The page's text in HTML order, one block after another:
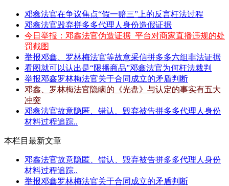
邓鑫法官在争议焦点“假一赔三”上的反言枉法过程
邓鑫法官毁弃拼多多代理人身份造假证据
今日举报：邓鑫法官伪造证据_平台对商家直播违规的处
罚截图
举报邓鑫、罗林梅法官等故意采信拼多多六组非法证据
看图就可以认出是“限播商品”邓鑫法官为何枉法裁判
举报邓鑫罗林梅法官关于合同成立的矛盾判断
邓鑫、罗林梅法官隐瞒的《光盘》与认定的事实有五大
冲突
邓鑫法官故意隐匿、错认、毁弃被告拼多多代理人身份
材料过程追踪..
本栏目最新文章
邓鑫法官故意隐匿、错认、毁弃被告拼多多代理人身份
材料过程追踪..
举报邓鑫罗林梅法官关于合同成立的矛盾判断